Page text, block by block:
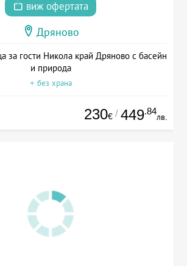
виж офертата
Дряново
за гости Никола край Дряново с басейн
и природа
+ без храна
230€ / 449.84
лв.